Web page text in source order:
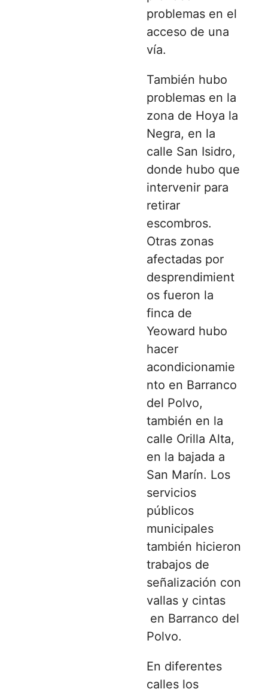
problemas en el
acceso de una
vía.
También hubo
problemas en la
zona de Hoya la
Negra, en la
calle San Isidro,
donde hubo que
intervenir para
retirar
escombros.
Otras zonas
afectadas por
desprendimient
os fueron la
finca de
Yeoward hubo
hacer
acondicionamie
nto en Barranco
del Polvo,
también en la
calle Orilla Alta,
en la bajada a
San Marín. Los
servicios
públicos
municipales
también hicieron
trabajos de
señalización con
vallas y cintas
en Barranco del
Polvo.
En diferentes
calles los